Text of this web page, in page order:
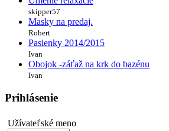
skipper57
Masky na predaj.
Robert
Pasienky 2014/2015
Ivan
Obojok -záťaž na krk do bazénu
Ivan
Prihlásenie
Užívateľské meno